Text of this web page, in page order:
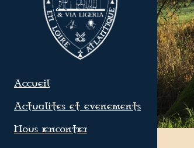
Accueil
Actualites et evenements
Nous rencontrer